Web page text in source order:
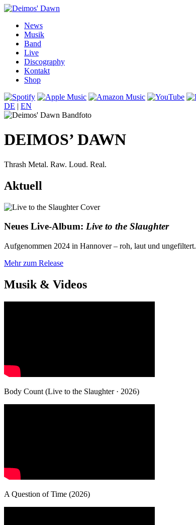
News
Musik
Band
Live
Discography
Kontakt
Shop
DE | EN
DEIMOS’ DAWN
Thrash Metal. Raw. Loud. Real.
Aktuell
Neues Live‑Album: Live to the Slaughter
Aufgenommen 2024 in Hannover – roh, laut und ungefiltert.
Mehr zum Release
Musik & Videos
Body Count (Live to the Slaughter · 2026)
A Question of Time (2026)